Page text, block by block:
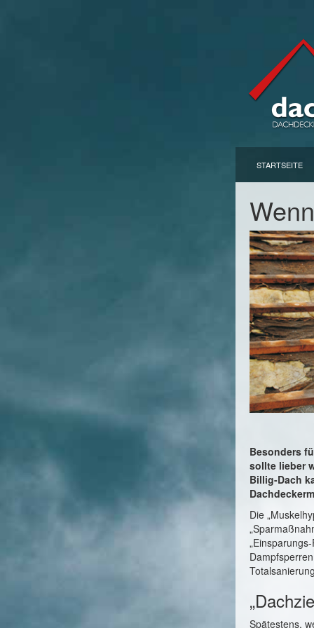
STARTSEITE
Besonders
sollte lieber
Billig-Dach
Die
Spätestens,